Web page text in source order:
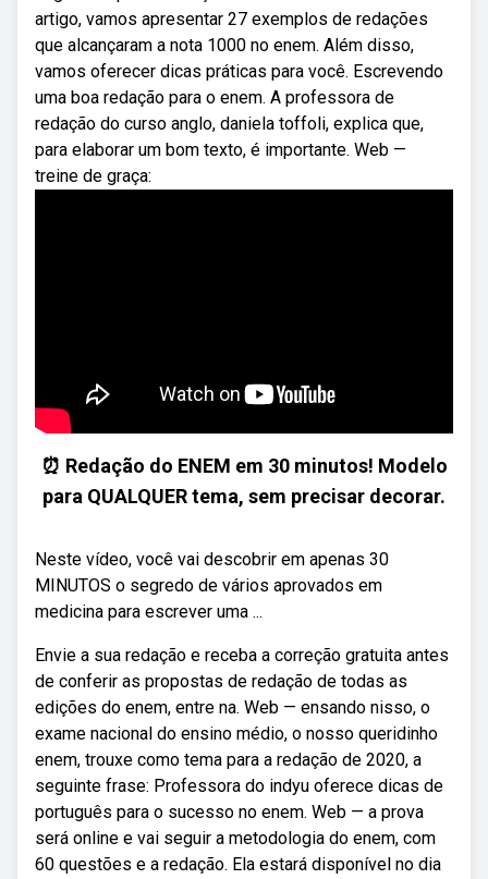
artigo, vamos apresentar 27 exemplos de redações
que alcançaram a nota 1000 no enem. Além disso,
vamos oferecer dicas práticas para você. Escrevendo
uma boa redação para o enem. A professora de
redação do curso anglo, daniela toffoli, explica que,
para elaborar um bom texto, é importante. Web — ️
treine de graça:
⏰ Redação do ENEM em 30 minutos! Modelo
para QUALQUER tema, sem precisar decorar.
Neste vídeo, você vai descobrir em apenas 30
MINUTOS o segredo de vários aprovados em
medicina para escrever uma ...
Envie a sua redação e receba a correção gratuita antes
de conferir as propostas de redação de todas as
edições do enem, entre na. Web — ensando nisso, o
exame nacional do ensino médio, o nosso queridinho
enem, trouxe como tema para a redação de 2020, a
seguinte frase: Professora do indyu oferece dicas de
português para o sucesso no enem. Web — a prova
será online e vai seguir a metodologia do enem, com
60 questões e a redação. Ela estará disponível no dia